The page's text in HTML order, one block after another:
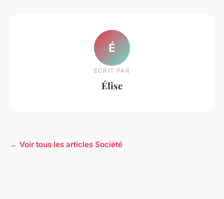
É
ECRIT PAR
Élise
← Voir tous les articles Société